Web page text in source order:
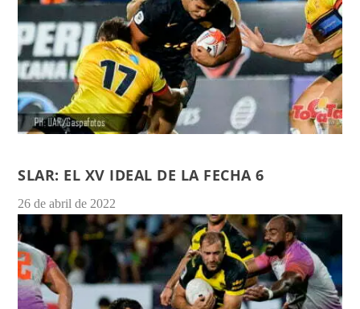
SLAR: EL XV IDEAL DE LA FECHA 6
26 de abril de 2022